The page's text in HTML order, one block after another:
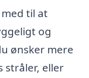
til at
og
ønsker mere
stråler, eller